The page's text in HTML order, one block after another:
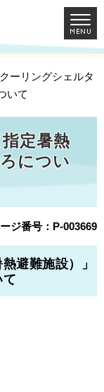
ーリングシェルタ
いて
定暑熱
につい
ジ番号：P-003669
避難施設）」
て